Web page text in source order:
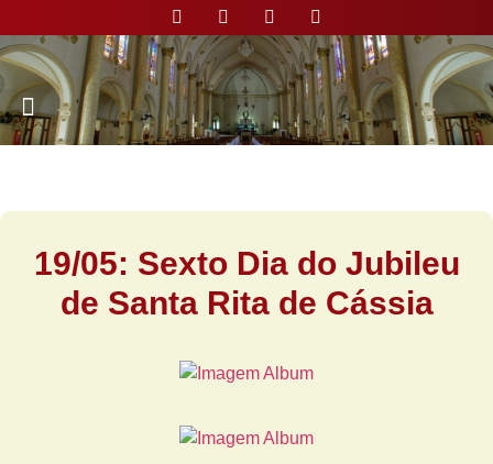
19/05: Sexto Dia do Jubileu
de Santa Rita de Cássia